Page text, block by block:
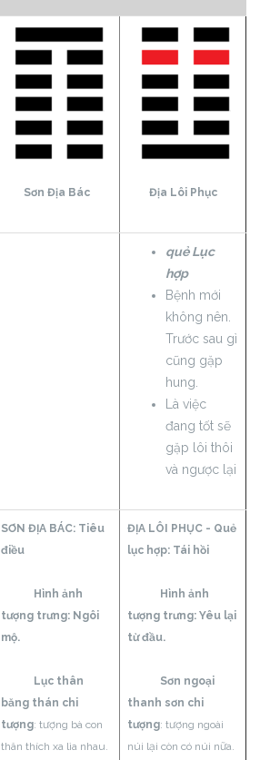
Sơn Địa Bác Địa Lôi Phục
quẻ Lục
hợp
Bệnh mới
không nên.
Trước sau gì
cũng gặp
hung.
Là việc
đang tốt sẽ
gặp lôi thôi
và ngược lại
SƠN ĐỊA BÁC: Tiêu
điều
Hình ảnh
tượng trưng: Ngôi
mộ.
Lục thân
băng thán chi
tượng: tượng bà con
thân thích xa lìa nhau.
ĐỊA LÔI PHỤC - Quẻ
lục hợp: Tái hồi
Hình ảnh
tượng trưng: Yêu lại
từ đầu.
Sơn ngoại
thanh sơn chi
tượng: tượng ngoài
núi lại còn có núi nữa.